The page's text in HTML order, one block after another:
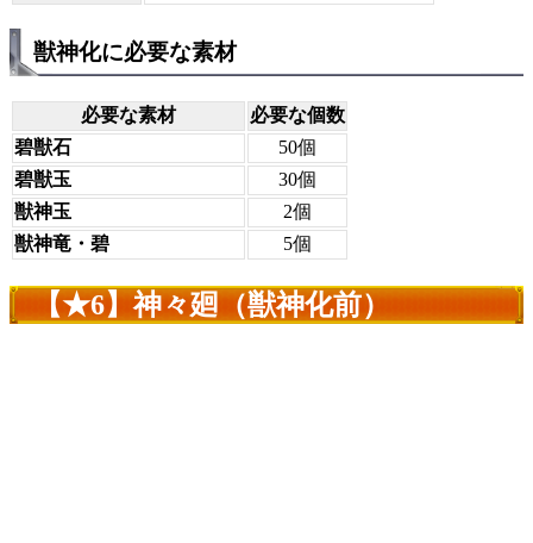
獣神化に必要な素材
必要な素材
必要な個数
碧獣石
50個
碧獣玉
30個
獣神玉
2個
獣神竜・碧
5個
【★6】神々廻（獣神化前）